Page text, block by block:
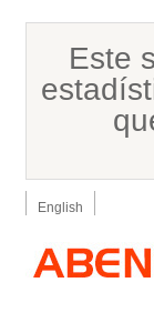
Este
English